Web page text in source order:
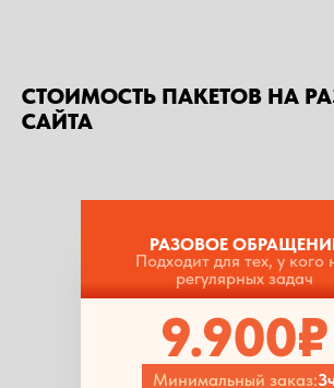
СТОИМОСТЬ ПАКЕТОВ НА
САЙТА
РАЗОВОЕ
Подходит для тех, у кого
регулярных задач
9.900₽
Минимальный заказ: